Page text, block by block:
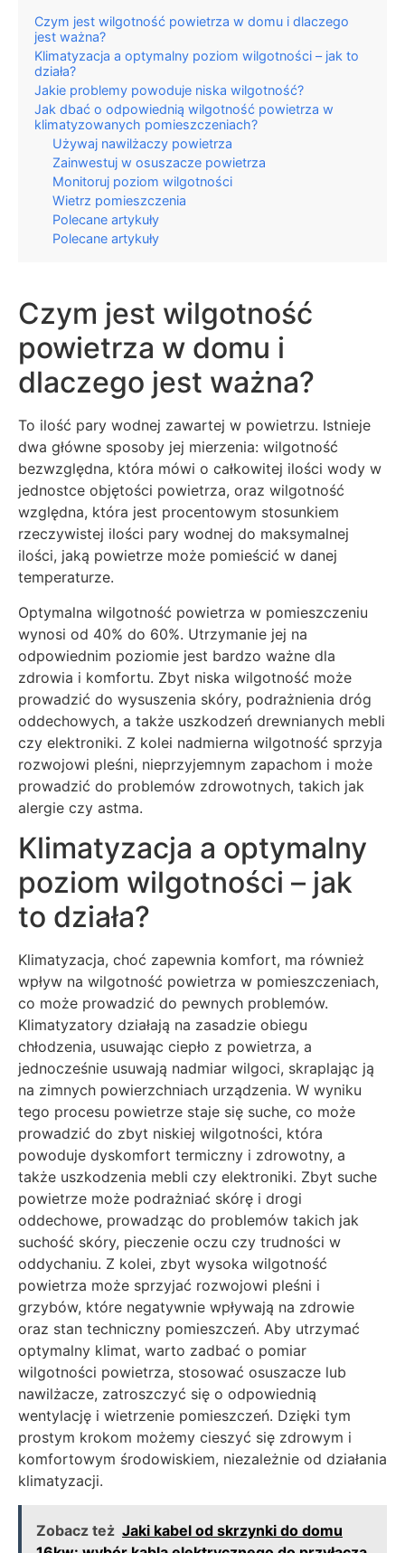
Czym jest wilgotność powietrza w domu i dlaczego
jest ważna?
Klimatyzacja a optymalny poziom wilgotności – jak to
działa?
Jakie problemy powoduje niska wilgotność?
Jak dbać o odpowiednią wilgotność powietrza w
klimatyzowanych pomieszczeniach?
Używaj nawilżaczy powietrza
Zainwestuj w osuszacze powietrza
Monitoruj poziom wilgotności
Wietrz pomieszczenia
Polecane artykuły
Polecane artykuły
Czym jest wilgotność
powietrza w domu i
dlaczego jest ważna?
To ilość pary wodnej zawartej w powietrzu. Istnieje
dwa główne sposoby jej mierzenia: wilgotność
bezwzględna, która mówi o całkowitej ilości wody w
jednostce objętości powietrza, oraz wilgotność
względna, która jest procentowym stosunkiem
rzeczywistej ilości pary wodnej do maksymalnej
ilości, jaką powietrze może pomieścić w danej
temperaturze.
Optymalna wilgotność powietrza w pomieszczeniu
wynosi od 40% do 60%. Utrzymanie jej na
odpowiednim poziomie jest bardzo ważne dla
zdrowia i komfortu. Zbyt niska wilgotność może
prowadzić do wysuszenia skóry, podrażnienia dróg
oddechowych, a także uszkodzeń drewnianych mebli
czy elektroniki. Z kolei nadmierna wilgotność sprzyja
rozwojowi pleśni, nieprzyjemnym zapachom i może
prowadzić do problemów zdrowotnych, takich jak
alergie czy astma.
Klimatyzacja a optymalny
poziom wilgotności – jak
to działa?
Klimatyzacja, choć zapewnia komfort, ma również
wpływ na wilgotność powietrza w pomieszczeniach,
co może prowadzić do pewnych problemów.
Klimatyzatory działają na zasadzie obiegu
chłodzenia, usuwając ciepło z powietrza, a
jednocześnie usuwają nadmiar wilgoci, skraplając ją
na zimnych powierzchniach urządzenia. W wyniku
tego procesu powietrze staje się suche, co może
prowadzić do zbyt niskiej wilgotności, która
powoduje dyskomfort termiczny i zdrowotny, a
także uszkodzenia mebli czy elektroniki. Zbyt suche
powietrze może podrażniać skórę i drogi
oddechowe, prowadząc do problemów takich jak
suchość skóry, pieczenie oczu czy trudności w
oddychaniu. Z kolei, zbyt wysoka wilgotność
powietrza może sprzyjać rozwojowi pleśni i
grzybów, które negatywnie wpływają na zdrowie
oraz stan techniczny pomieszczeń. Aby utrzymać
optymalny klimat, warto zadbać o pomiar
wilgotności powietrza, stosować osuszacze lub
nawilżacze, zatroszczyć się o odpowiednią
wentylację i wietrzenie pomieszczeń. Dzięki tym
prostym krokom możemy cieszyć się zdrowym i
komfortowym środowiskiem, niezależnie od działania
klimatyzacji.
Zobacz też Jaki kabel od skrzynki do domu